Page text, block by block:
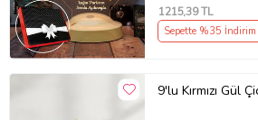
1215,39 TL
Sepette %35 İndirim
9'lu Kırmızı Gül